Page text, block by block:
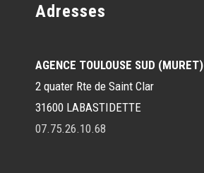
Adresses
AGENCE TOULOUSE SUD (MURET)
2 quater Rte de Saint Clar
31600 LABASTIDETTE
07.75.26.10.68